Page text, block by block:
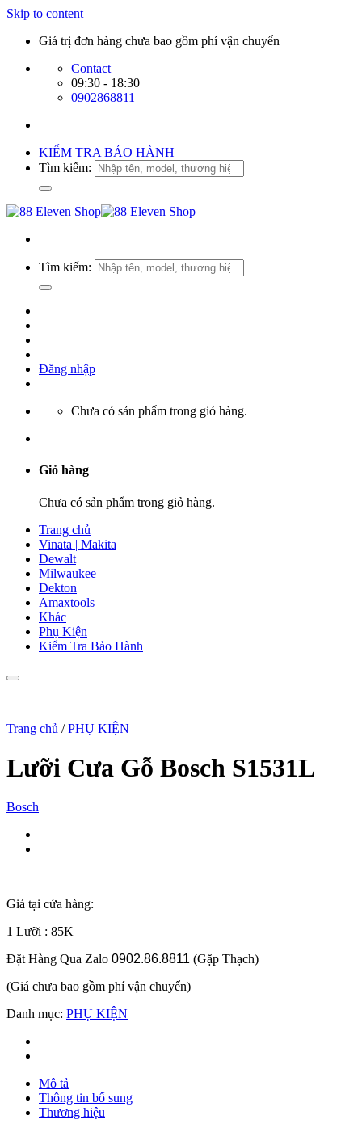
Skip to content
Giá trị đơn hàng chưa bao gồm phí vận chuyển
Contact
09:30 - 18:30
0902868811
KIỂM TRA BẢO HÀNH
Tìm kiếm:
Tìm kiếm:
Đăng nhập
Chưa có sản phẩm trong giỏ hàng.
Giỏ hàng
Chưa có sản phẩm trong giỏ hàng.
Trang chủ
Vinata | Makita
Dewalt
Milwaukee
Dekton
Amaxtools
Khác
Phụ Kiện
Kiểm Tra Bảo Hành
Trang chủ / PHỤ KIỆN
Lưỡi Cưa Gỗ Bosch S1531L
Bosch
Giá tại cửa hàng:
1 Lưỡi : 85K
Đặt Hàng Qua Zalo 0902.86.8811 (Gặp Thạch)
(Giá chưa bao gồm phí vận chuyển)
Danh mục: PHỤ KIỆN
Mô tả
Thông tin bổ sung
Thương hiệu